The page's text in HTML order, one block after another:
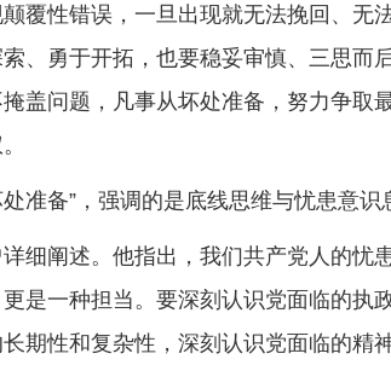
覆性错误，一旦出现就无法挽回、无
、勇于开拓，也要稳妥审慎、三思而
盖问题，凡事从坏处准备，努力争取
处准备”，强调的是底线思维与忧患意识
细阐述。他指出，我们共产党人的忧
是一种担当。要深刻认识党面临的执
期性和复杂性，深刻认识党面临的精